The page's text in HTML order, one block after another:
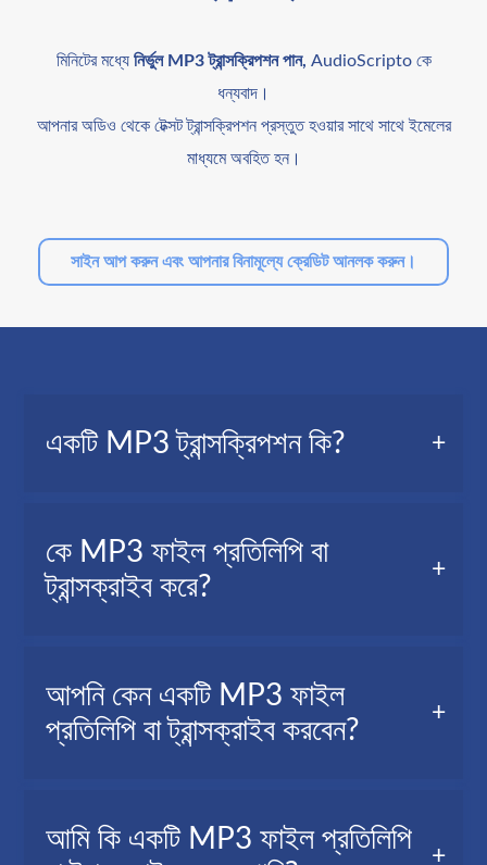
মিনিটের মধ্যে নির্ভুল MP3 ট্রান্সক্রিপশন পান, AudioScripto কে
ধন্যবাদ।
আপনার অডিও থেকে টেক্সট ট্রান্সক্রিপশন প্রস্তুত হওয়ার সাথে সাথে ইমেলের
মাধ্যমে অবহিত হন।
সাইন আপ করুন এবং আপনার বিনামূল্যে ক্রেডিট আনলক করুন।
একটি MP3 ট্রান্সক্রিপশন কি?
আপনার অডিও ফাইলে বলা সমস্ত শব্দের একটি লিখিত সংস্করণ।
কে MP3 ফাইল প্রতিলিপি বা
ট্রান্সক্রাইব করে?
সাংবাদিক, ভিডিও নির্মাতা, বিভিন্ন ব্যক্তি, ছাত্র-ছাত্রী ইত্যাদি...
আপনি কেন একটি MP3 ফাইল
প্রতিলিপি বা ট্রান্সক্রাইব করবেন?
একটি MP3 থেকে টেক্সট-এ প্রতিলিপি বা ট্রান্সক্রাইব করা কিছু
পরিস্থিতিতে উপকারী হতে পারে, যেমন:
আমি কি একটি MP3 ফাইল প্রতিলিপি